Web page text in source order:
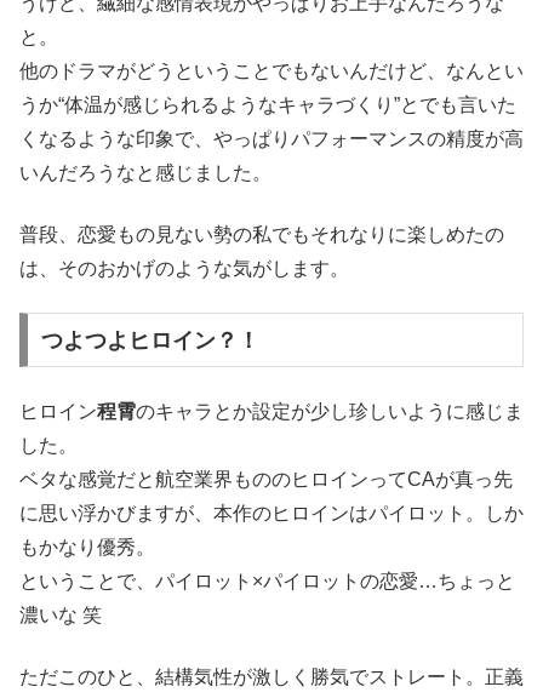
と。
他のドラマがどうということでもないんだけど、なんとい
うか“体温が感じられるようなキャラづくり”とでも言いた
くなるような印象で、やっぱりパフォーマンスの精度が高
いんだろうなと感じました。
普段、恋愛もの見ない勢の私でもそれなりに楽しめたの
は、そのおかげのような気がします。
つよつよヒロイン？！
ヒロイン程霄のキャラとか設定が少し珍しいように感じま
した。
ベタな感覚だと航空業界もののヒロインってCAが真っ先
に思い浮かびますが、本作のヒロインはパイロット。しか
もかなり優秀。
ということで、パイロット×パイロットの恋愛…ちょっと
濃いな 笑
ただこのひと、結構気性が激しく勝気でストレート。正義